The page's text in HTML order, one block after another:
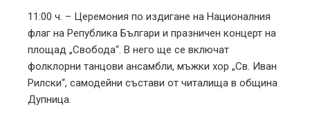
11:00 ч. – Церемония по издигане на Националния
флаг на Република Българи и празничен концерт на
площад „Свобода“. В него ще се включат
фолклорни танцови ансамбли, мъжки хор „Св. Иван
Рилски“, самодейни състави от читалища в община
Дупница.